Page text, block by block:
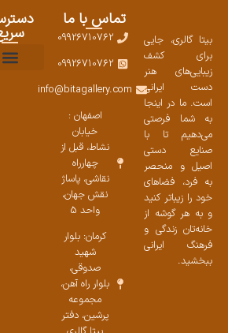
بیتا گالری، جایی
برای کشف
زیبایی‌های هنر
دست ایرانی
است. ما در اینجا
به شما فرصتی
می‌دهیم تا با
صنایع دستی
اصیل و منحصر
به فرد، فضاهای
خود را زیباتر کنید
و به هر گوشه از
خانه‌تان زندگی و
فرهنگ ایرانی
ببخشید.
تماس با ما
09926710762
09926710762
info@bitagallery.com
اصفهان :
خیابان
نشاط، قبل از
چهارراه
نقاشی، پاساژ
نقش جهان،
واحد 5
کرمان: بلوار
شهید
صدوقی،
بلوار راه آهن،
مجموعه
پرشین،‌ دفتر